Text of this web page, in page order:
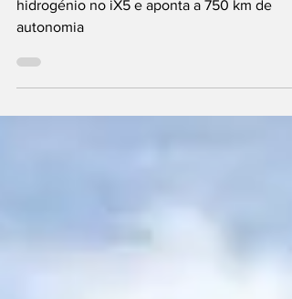
BMW revoluciona armazenamento de
hidrogénio no iX5 e aponta a 750 km de
autonomia